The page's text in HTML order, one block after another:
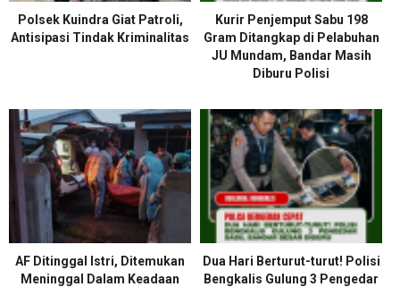
Polsek Kuindra Giat Patroli,
Antisipasi Tindak Kriminalitas
Kurir Penjemput Sabu 198
Gram Ditangkap di Pelabuhan
JU Mundam, Bandar Masih
Diburu Polisi
AF Ditinggal Istri, Ditemukan
Meninggal Dalam Keadaan
Dua Hari Berturut-turut! Polisi
Bengkalis Gulung 3 Pengedar